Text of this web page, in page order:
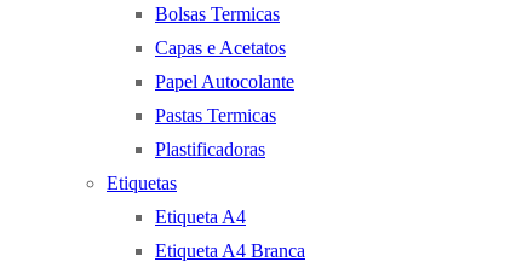
Bolsas Termicas
Capas e Acetatos
Papel Autocolante
Pastas Termicas
Plastificadoras
Etiquetas
Etiqueta A4
Etiqueta A4 Branca